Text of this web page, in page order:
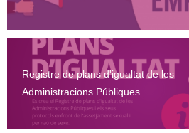
Registre de plans d'igualtat de les
Administracions Públiques